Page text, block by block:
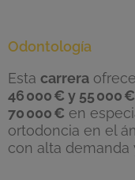
Odontología
Esta carrera
46000€ y 55000
70000€ en
ortodoncia en el
con alta demanda